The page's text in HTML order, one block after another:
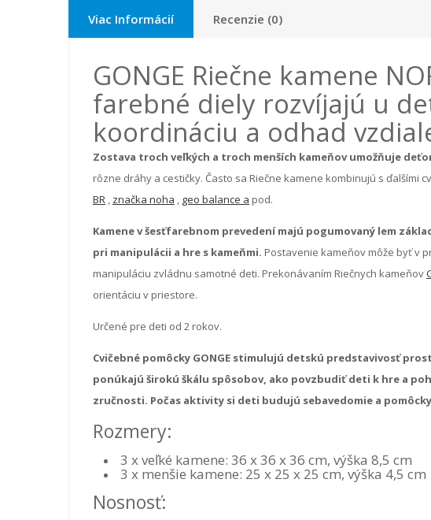
Viac Informácií Recenzie (0)
GONGE Riečne kamene
farebné diely rozvíjajú u
koordináciu a odhad
Zostava troch veľkých a troch menších kameňov umožňuje
rôzne dráhy a cestičky. Často sa Riečne kamene kombinujú s ďalšími
BR , značka noha , geo balance a pod.
Kamene v šesťfarebnom prevedení majú pogumovaný lem
pri manipulácii a hre s kameňmi. Postavenie kameňov môže byť v
manipuláciu zvládnu samotné deti. Prekonávaním Riečnych kameňov
orientáciu v priestore.
Určené pre deti od 2 rokov.
Cvičebné pomôcky GONGE stimulujú detskú predstavivosť
ponúkajú širokú škálu spôsobov, ako povzbudiť deti k hre a
zručnosti. Počas aktivity si deti budujú sebavedomie a
Rozmery:
3 x veľké kamene: 36 x 36 x 36 cm, výška 8,5 cm
3 x menšie kamene: 25 x 25 x 25 cm, výška 4,5 cm
Nosnosť: